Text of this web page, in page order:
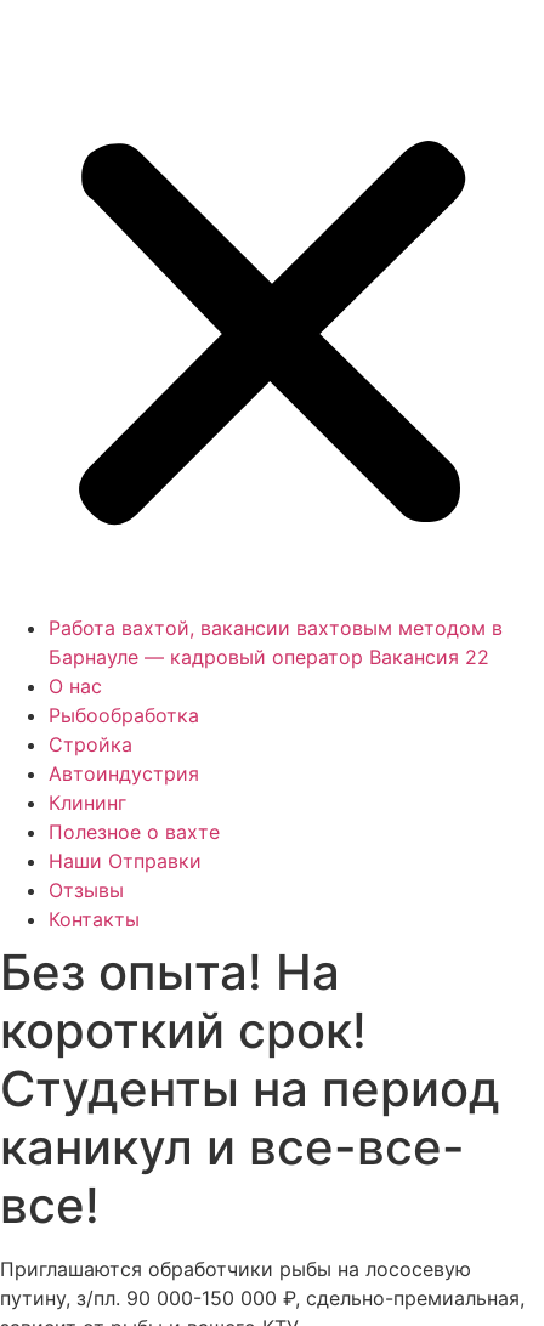
Работа вахтой, вакансии вахтовым методом в
Барнауле — кадровый оператор Вакансия 22
О нас
Рыбообработка
Стройка
Автоиндустрия
Клининг
Полезное о вахте
Наши Отправки
Отзывы
Контакты
Без опыта! На
короткий срок!
Студенты на период
каникул и все-все-
все!
Приглашаются обработчики рыбы на лососевую
путину, з/пл. 90 000-150 000 ₽, сдельно-премиальная,